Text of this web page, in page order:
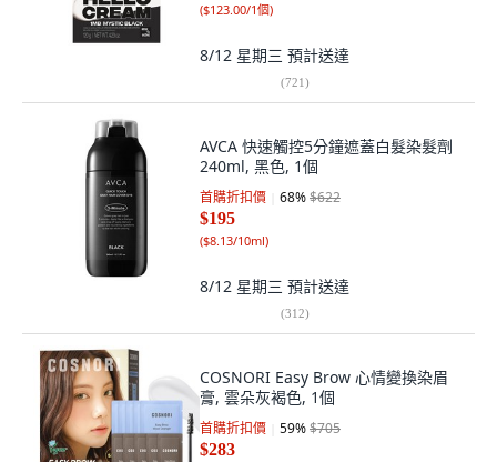
($123.00/1個)
8/12 星期三 預計送達
(721)
AVCA 快速觸控5分鐘遮蓋白髮染髮劑
240ml, 黑色, 1個
首購折扣價 68%$622
$195
($8.13/10ml)
8/12 星期三 預計送達
(312)
COSNORI Easy Brow 心情變換染眉
膏, 雲朵灰褐色, 1個
首購折扣價 59%$705
$283